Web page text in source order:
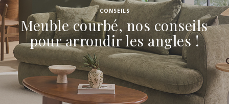
CONSEILS
Meuble courbé, nos conseils
pour arrondir les angles !